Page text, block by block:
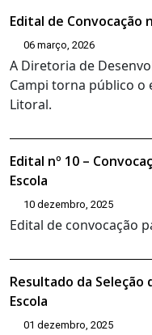
Edital de Convocação
06 março, 2026
A Diretoria de
Campi torna público o
Litoral.
Edital nº 10 –
Escola
10 dezembro, 2025
Edital de convocação
Resultado da
Escola
01 dezembro, 2025